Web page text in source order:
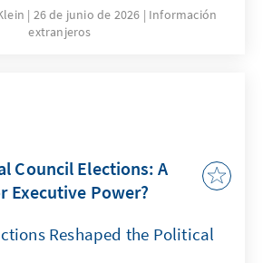
geopolitische Konkurrenz
Ungleichgewichte setzen
26 de junio de 2026
Información
extranjeros
Council Elections: A
Executive Power?
Reshaped the Political